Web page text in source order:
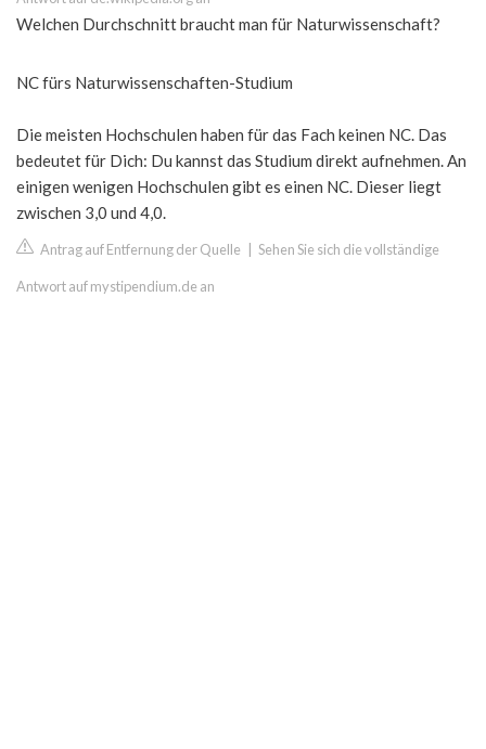
Welchen Durchschnitt braucht man für Naturwissenschaft?
NC fürs Naturwissenschaften-Studium
Die meisten Hochschulen haben für das Fach keinen NC. Das
bedeutet für Dich: Du kannst das Studium direkt aufnehmen. An
einigen wenigen Hochschulen gibt es einen NC. Dieser liegt
zwischen 3,0 und 4,0.
Antrag auf Entfernung der Quelle Sehen Sie sich die vollständige
Antwort auf mystipendium.de an